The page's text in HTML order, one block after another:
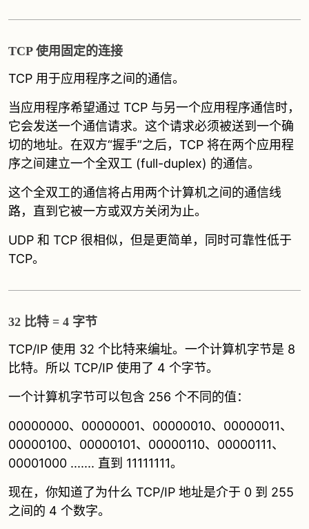
TCP 使用固定的连接
TCP 用于应用程序之间的通信。
当应用程序希望通过 TCP 与另一个应用程序通信时，
它会发送一个通信请求。这个请求必须被送到一个确
切的地址。在双方“握手”之后，TCP 将在两个应用程
序之间建立一个全双工 (full-duplex) 的通信。
这个全双工的通信将占用两个计算机之间的通信线
路，直到它被一方或双方关闭为止。
UDP 和 TCP 很相似，但是更简单，同时可靠性低于
TCP。
32 比特 = 4 字节
TCP/IP 使用 32 个比特来编址。一个计算机字节是 8
比特。所以 TCP/IP 使用了 4 个字节。
一个计算机字节可以包含 256 个不同的值：
00000000、00000001、00000010、00000011、
00000100、00000101、00000110、00000111、
00001000 ....... 直到 11111111。
现在，你知道了为什么 TCP/IP 地址是介于 0 到 255
之间的 4 个数字。